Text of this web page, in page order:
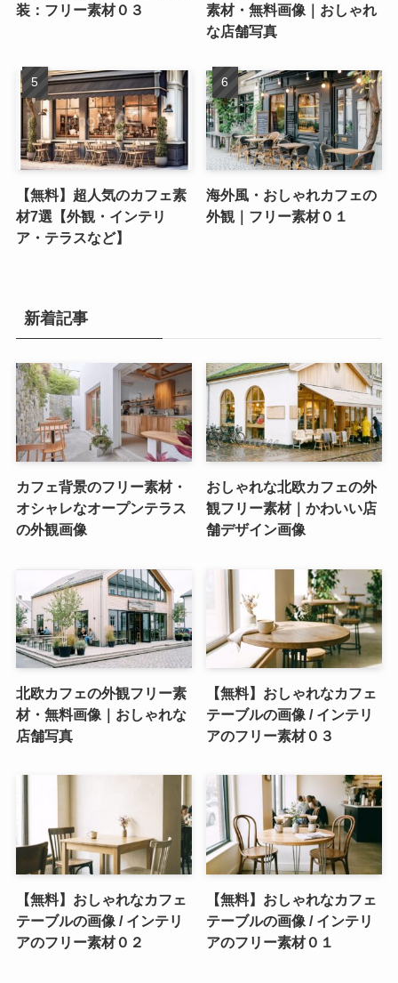
装：フリー素材０３
素材・無料画像｜おしゃれ
な店舗写真
【無料】超人気のカフェ素
材7選【外観・インテリ
ア・テラスなど】
海外風・おしゃれカフェの
外観｜フリー素材０１
新着記事
カフェ背景のフリー素材・
オシャレなオープンテラス
の外観画像
おしゃれな北欧カフェの外
観フリー素材｜かわいい店
舗デザイン画像
北欧カフェの外観フリー素
材・無料画像｜おしゃれな
店舗写真
【無料】おしゃれなカフェ
テーブルの画像 / インテリ
アのフリー素材０３
【無料】おしゃれなカフェ
テーブルの画像 / インテリ
アのフリー素材０２
【無料】おしゃれなカフェ
テーブルの画像 / インテリ
アのフリー素材０１